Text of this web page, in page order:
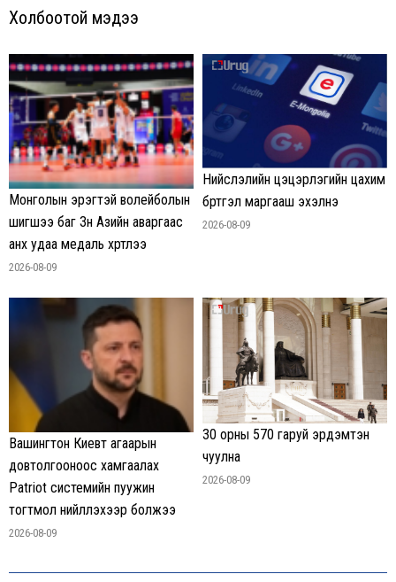
Холбоотой мэдээ
Монголын эрэгтэй волейболын
шигшээ баг Зүүн Азийн аваргаас
анх удаа медаль хүртлээ
2026-08-09
Нийслэлийн цэцэрлэгийн цахим
бүртгэл маргааш эхэлнэ
2026-08-09
Вашингтон Киевт агаарын
довтолгооноос хамгаалах
Patriot системийн пуужин
тогтмол нийлүүлэхээр болжээ
2026-08-09
30 орны 570 гаруй эрдэмтэн
чуулна
2026-08-09